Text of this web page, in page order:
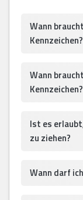
Wann
Kennzeichen?
Wann
Kennzeichen?
Ist es
zu ziehen?
Wann darf